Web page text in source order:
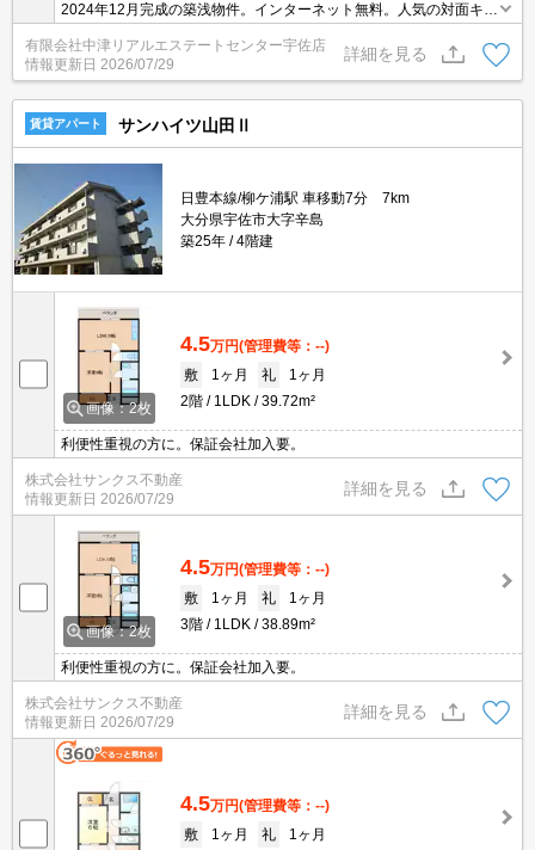
2024年12月完成の築浅物件。インターネット無料。人気の対面キッ
チン。ウォークインクローゼット付きで収納たっぷり。TVモニター
ホン・温水洗浄便座付き。サンルーム付きで雨の日のお洗濯も安心
です。
有限会社中津リアルエステートセンター宇佐店
情報更新日 2026/07/29
詳細を見る
賃貸アパート サンハイツ山田Ⅱ
日豊本線/柳ケ浦駅 車移動7分 7km
大分県宇佐市大字辛島
築25年
4階建
画像：2枚
4.5万円(管理費等：--)
敷
1ヶ月 礼
1ヶ月
2階
1LDK 39.72m²
利便性重視の方に。保証会社加入要。
株式会社サンクス不動産
情報更新日 2026/07/29
詳細を見る
画像：2枚
4.5万円(管理費等：--)
敷
1ヶ月 礼
1ヶ月
3階
1LDK 38.89m²
利便性重視の方に。保証会社加入要。
株式会社サンクス不動産
情報更新日 2026/07/29
詳細を見る
4.5万円(管理費等：--)
敷
1ヶ月 礼 1ヶ月